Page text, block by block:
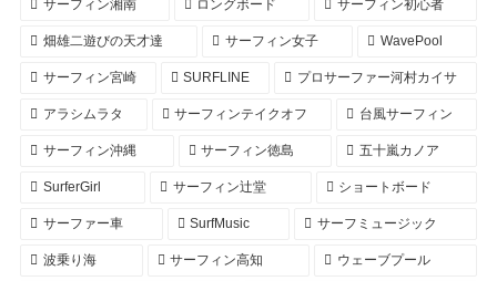
サーフィン湘南 ロングボード サーフィン初心者
畑雄二遊びの天才達 サーフィン女子 WavePool
サーフィン宮崎 SURFLINE プロサーファー河村カイサ
アラシムラタ サーフィンテイクオフ 台風サーフィン
サーフィン沖縄 サーフィン徳島 五十嵐カノア
SurferGirl サーフィン辻堂 ショートボード
サーファー車 SurfMusic サーフミュージック
波乗り海 サーフィン高知 ウェーブプール